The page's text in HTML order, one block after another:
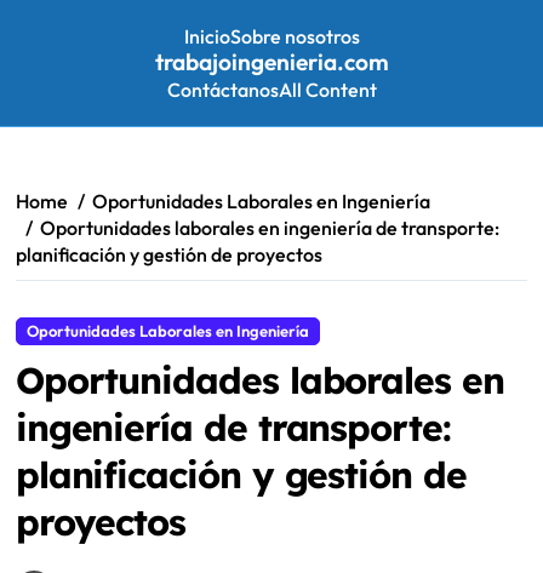
InicioSobre nosotros
trabajoingenieria.com
ContáctanosAll Content
content
Home
Oportunidades Laborales en Ingeniería
Oportunidades laborales en ingeniería de transporte:
planificación y gestión de proyectos
Oportunidades Laborales en Ingeniería
Oportunidades laborales en
ingeniería de transporte:
planificación y gestión de
proyectos